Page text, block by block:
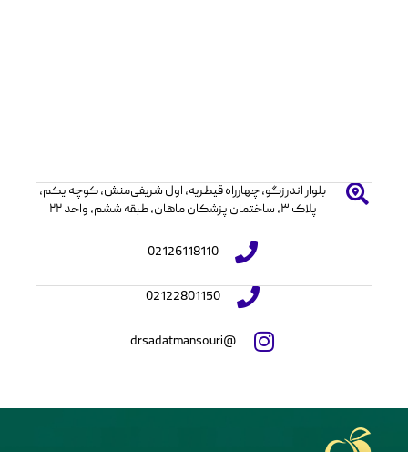
بلوار اندرزگو، چهارراه قیطریه، اول شریفی‌منش، کوچه یکم،
پلاک ۳، ساختمان پزشکان ماهان، طبقه ششم، واحد ۲۲
02126118110
02122801150
@drsadatmansouri